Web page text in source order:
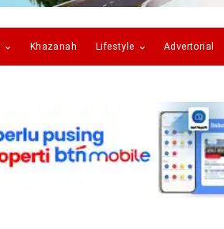
Khazanah Lifestyle Advertorial